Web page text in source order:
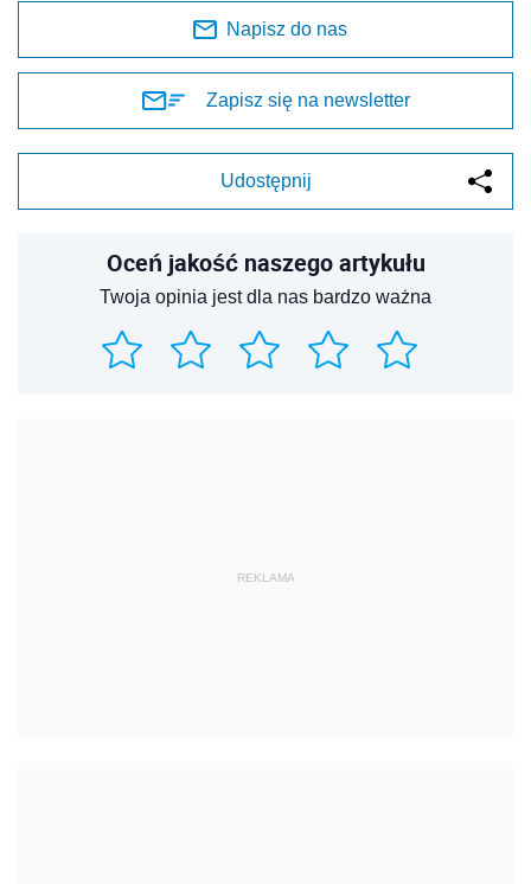
Napisz do nas
Zapisz się na newsletter
Udostępnij
Oceń jakość naszego artykułu
Twoja opinia jest dla nas bardzo ważna
REKLAMA